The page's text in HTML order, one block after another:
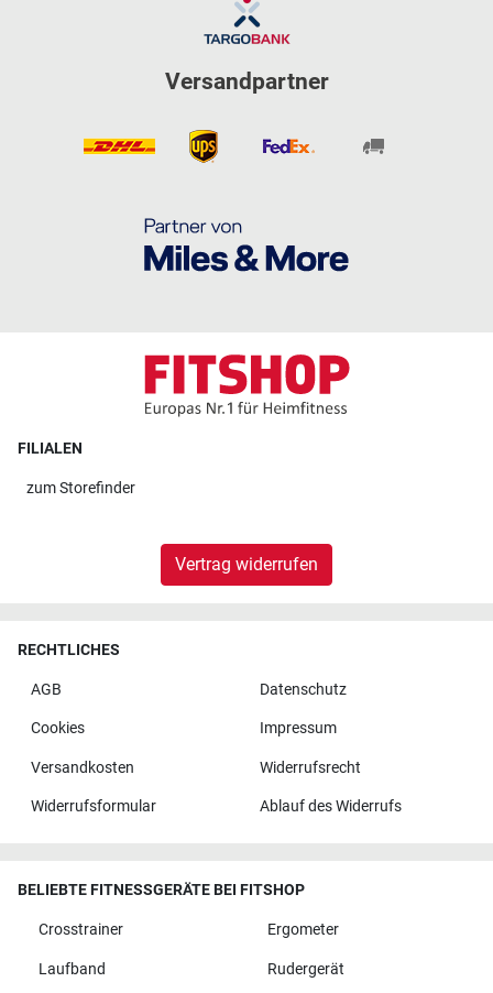
Versandpartner
FILIALEN
zumStorefinder
Vertrag widerrufen
RECHTLICHES
AGB Datenschutz
Cookies Impressum
Versandkosten Widerrufsrecht
Widerrufsformular Ablauf des Widerrufs
BELIEBTE FITNESSGERÄTE BEI FITSHOP
Crosstrainer Ergometer
Laufband Rudergerät